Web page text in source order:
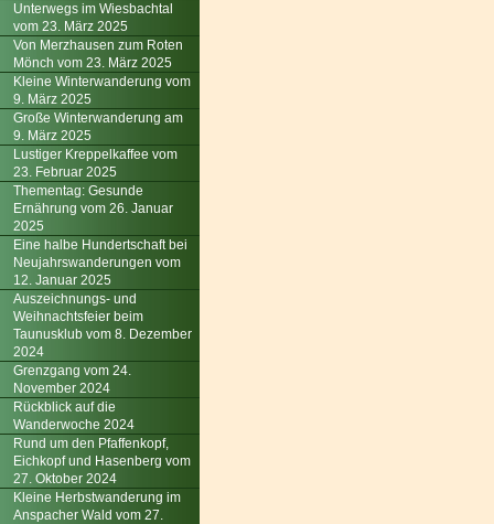
Unterwegs im Wiesbachtal
vom 23. März 2025
Von Merzhausen zum Roten
Mönch vom 23. März 2025
Kleine Winterwanderung vom
9. März 2025
Große Winterwanderung am
9. März 2025
Lustiger Kreppelkaffee vom
23. Februar 2025
Thementag: Gesunde
Ernährung vom 26. Januar
2025
Eine halbe Hundertschaft bei
Neujahrswanderungen vom
12. Januar 2025
Auszeichnungs- und
Weihnachtsfeier beim
Taunusklub vom 8. Dezember
2024
Grenzgang vom 24.
November 2024
Rückblick auf die
Wanderwoche 2024
Rund um den Pfaffenkopf,
Eichkopf und Hasenberg vom
27. Oktober 2024
Kleine Herbstwanderung im
Anspacher Wald vom 27.